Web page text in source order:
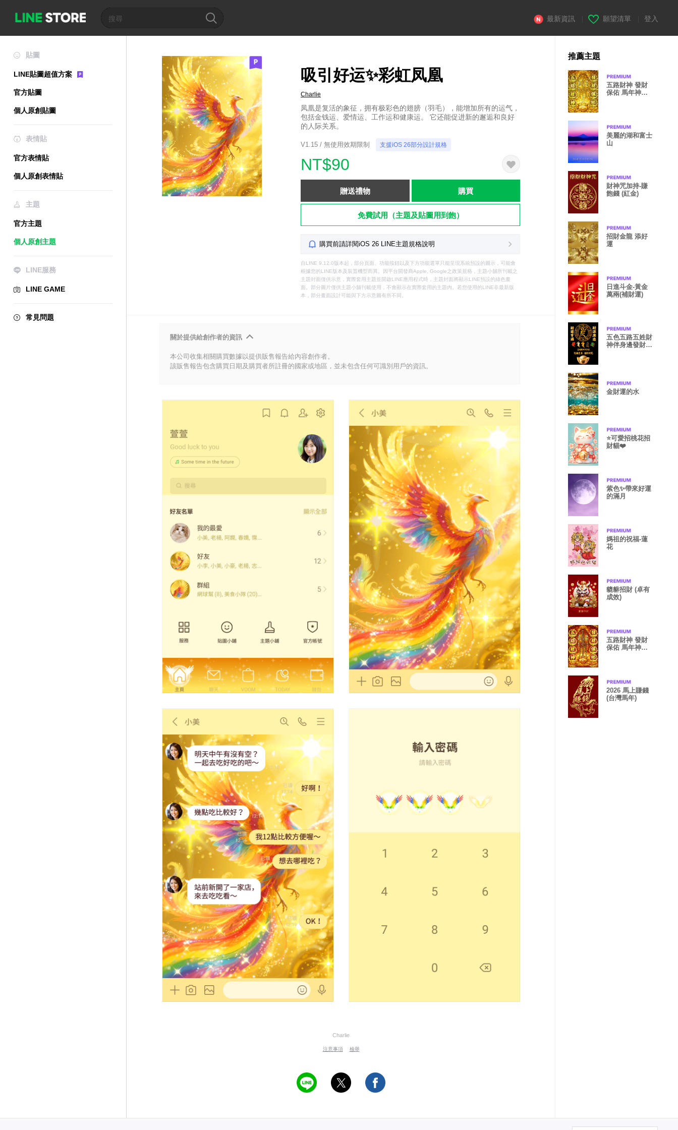
最新資訊 願望清單 登入
貼圖
LINE貼圖超值方案
官方貼圖
個人原創貼圖
表情貼
官方表情貼
個人原創表情貼
主題
官方主題
個人原創主題
LINE服務
LINE GAME
常見問題
吸引好运✨彩虹凤凰
Charlie
凤凰是复活的象征，拥有极彩色的翅膀（羽毛），能增加所有的运气，
包括金钱运、爱情运、工作运和健康运。 它还能促进新的邂逅和良好
的人际关系。
V1.15 / 無使用效期限制 支援iOS 26部分設計規格
NT$90
贈送禮物 購買
免費試用（主題及貼圖用到飽）
購買前請詳閱iOS 26 LINE主題規格說明
自LINE 9.12.0版本起，部分頁面、功能按鈕以及下方功能選單只能呈現系統預設的圖示，可能會
根據您的LINE版本及裝置機型而異。因平台開發商Apple, Google之政策規格，主題小舖所刊載之
主題封面僅供示意，實際套用主題並開啟LINE應用程式時，主題封面將顯示LINE預設的綠色畫
面。部分圖片僅供主題小舖刊載使用，不會顯示在實際套用的主題內。若您使用的LINE非最新版
本，部分畫面設計可能與下方示意圖有所不同。
關於提供給創作者的資訊
本公司收集相關購買數據以提供販售報告給內容創作者。
該販售報告包含購買日期及購買者所註冊的國家或地區，並未包含任何可識別用戶的資訊。
Charlie
注意事項 檢舉
推薦主題
五路財神 發財
保佑 馬年神助
美麗的湖和富士
山
財神咒加持-賺
飽錢 (紅金)
招財金龍 添好
運
日進斗金-黃金
萬兩(補財運)
五色五路五姓財
神伴身邊發財至
金財運的水
⭐️可愛招桃花招
財貓❤️
紫色✨帶來好運
的滿月
媽祖的祝福-蓮
花
貔貅招財 (卓有
成效)
五路財神 發財
保佑 馬年神助
2026 馬上賺錢
(台灣馬年)